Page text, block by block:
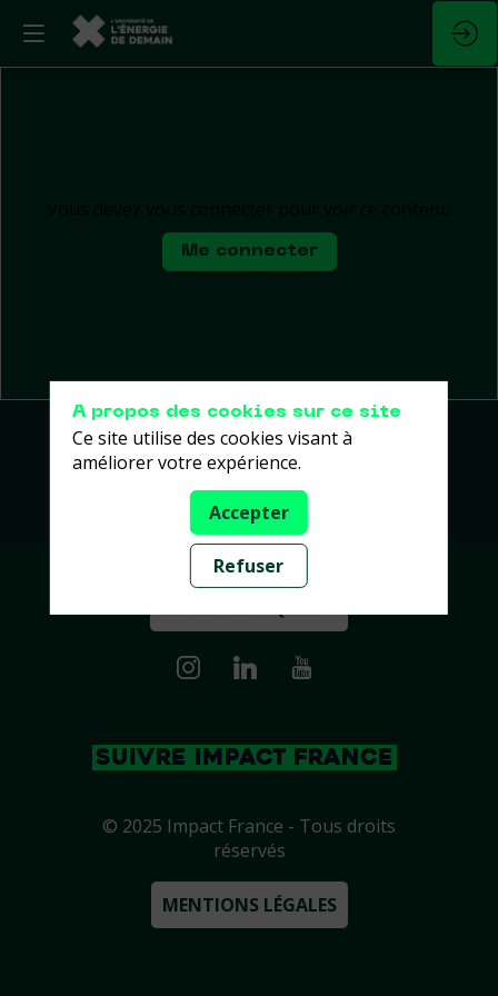
Me connecter
SUIVRE IMPACT FRANCE
© 2025 Impact France - Tous droits
réservés
MENTIONS LÉGALES
A propos des cookies sur ce site
Ce site utilise des cookies visant à
améliorer votre expérience.
Accepter
Refuser